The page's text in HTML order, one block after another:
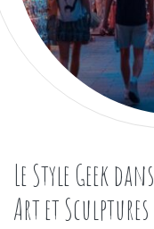
Le Style Geek
Art et